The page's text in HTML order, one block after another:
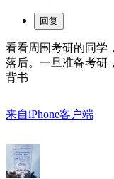
看看周围考研的同学
落后。一旦准备考研
背书
来自iPhone客户端